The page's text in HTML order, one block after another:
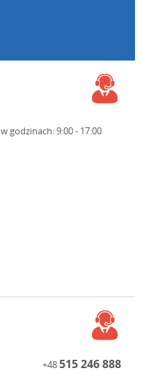
w godzinach: 9:00 - 17:00
+48515 246 888